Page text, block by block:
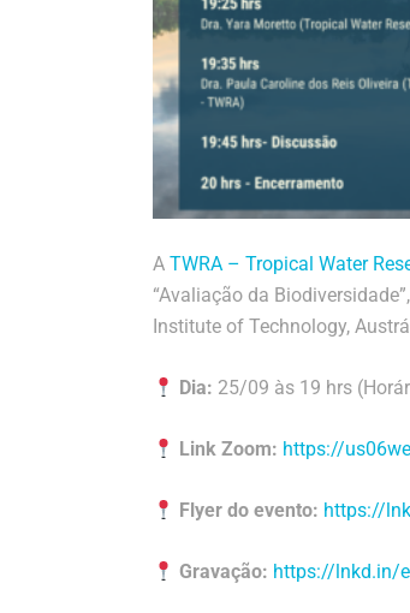
A TWRA – Tropical Water
“Avaliação da
Institute of Technology,
Dia: 25/09 às 19 hrs
Link Zoom: https://
Flyer do evento: https://
Gravação: https://lnkd.in/